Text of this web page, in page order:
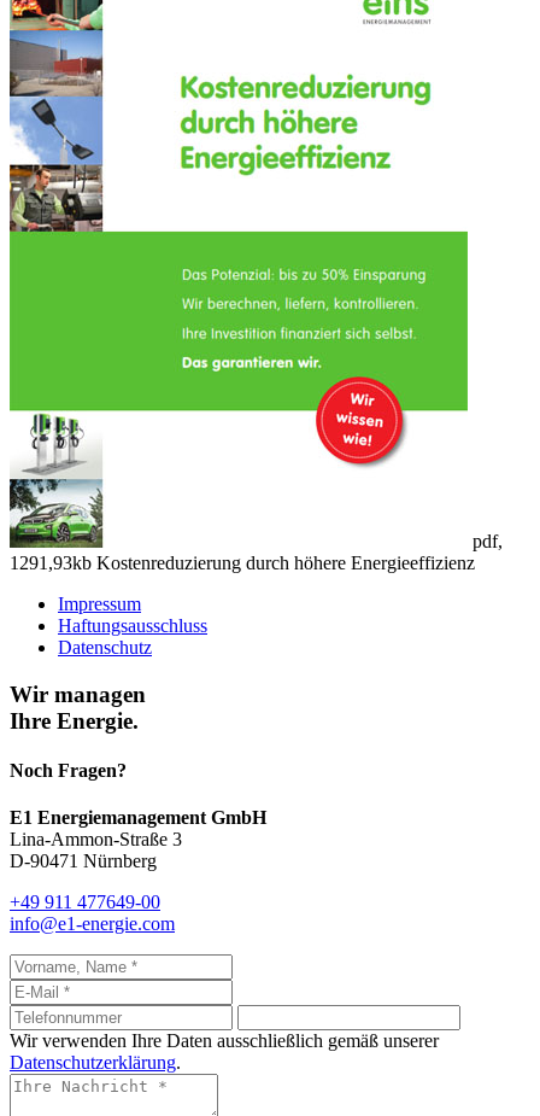
pdf,
1291,93kb Kostenreduzierung durch höhere Energieeffizienz
Impressum
Haftungsausschluss
Datenschutz
Wir managen
Ihre Energie.
Noch Fragen?
E1 Energiemanagement GmbH
Lina-Ammon-Straße 3
D-90471 Nürnberg
+49 911 477649-00
info@e1-energie.com
Wir verwenden Ihre Daten ausschließlich gemäß unserer
Datenschutzerklärung.